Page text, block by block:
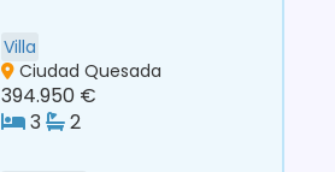
Villa
Ciudad Quesada
394.950 €
3
2